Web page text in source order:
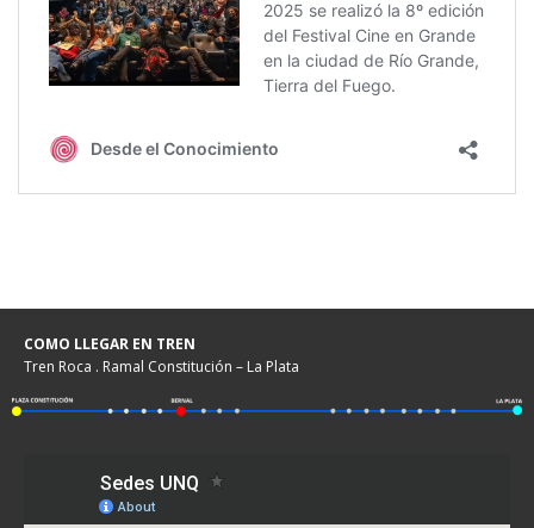
COMO LLEGAR EN TREN
Tren Roca . Ramal Constitución – La Plata